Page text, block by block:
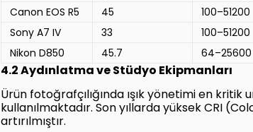
Canon EOS R5
45 100–51200
Sony A7 IV
33 100–51200
Nikon D850
45.7 64–25600
4.2 Aydınlatma ve Stüdyo Ekipmanları
Ürün fotoğrafçılığında ışık yönetimi en kritik
kullanılmaktadır. Son yıllarda yüksek CRI
artırılmıştır.